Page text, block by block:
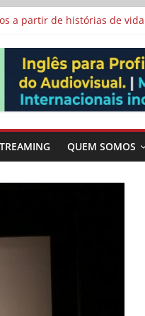
e “O Agente Secreto”
argentina para o cinema
QUEM SOMOS